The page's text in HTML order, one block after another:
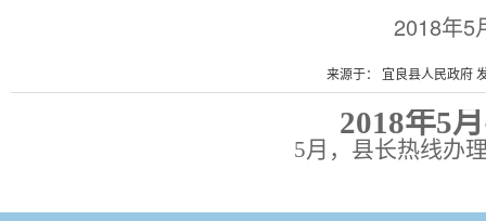
2018年5
来源于： 宜良县人民政府
2018年5
5月，县长热线办